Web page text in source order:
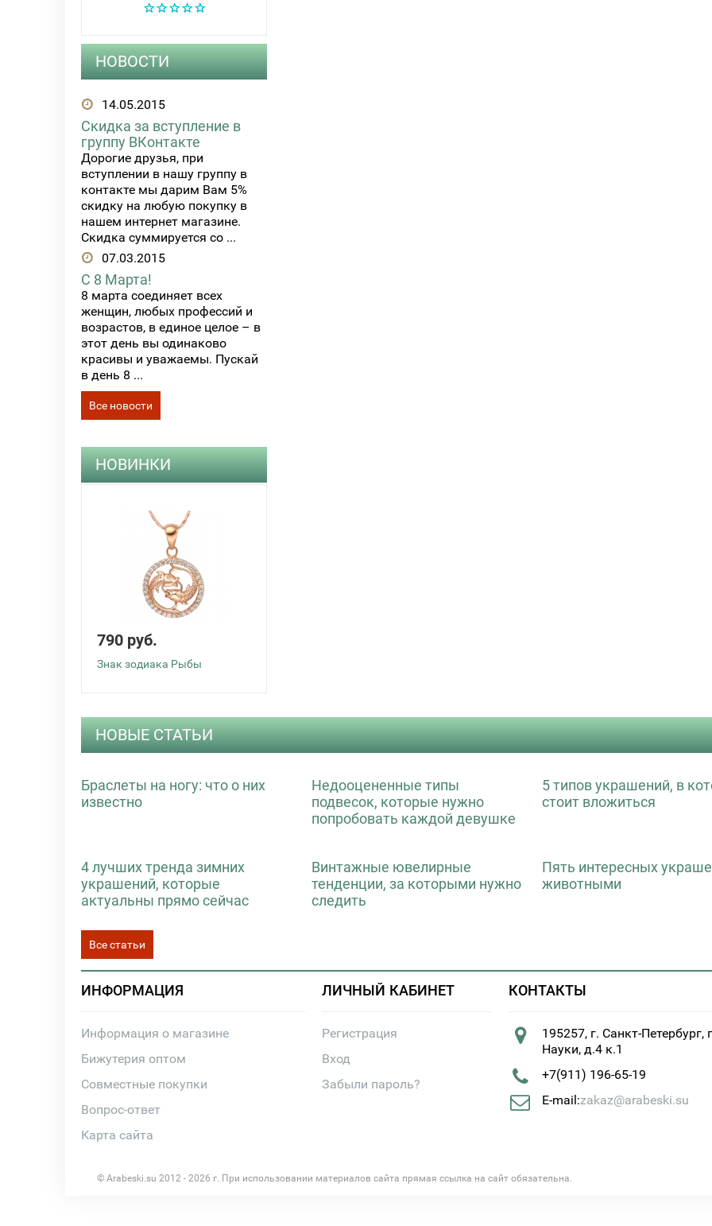
НОВОСТИ
14.05.2015
Скидка за вступление в
группу ВКонтакте
Дорогие друзья, при
вступлении в нашу группу в
контакте мы дарим Вам 5%
скидку на любую покупку в
нашем интернет магазине.
Скидка суммируется со ...
07.03.2015
С 8 Марта!
8 марта соединяет всех
женщин, любых профессий и
возрастов, в единое целое – в
этот день вы одинаково
красивы и уважаемы. Пускай
в день 8 ...
Все новости
НОВИНКИ
790 руб.
Знак зодиака Рыбы
НОВЫЕ СТАТЬИ
Браслеты на ногу: что о них
известно
Недооцененные типы
подвесок, которые нужно
попробовать каждой девушке
5 типов украшений, в
стоит вложиться
4 лучших тренда зимних
украшений, которые
актуальны прямо сейчас
Винтажные ювелирные
тенденции, за которыми нужно
следить
Пять интересных
животными
Все статьи
ИНФОРМАЦИЯ
Информация о магазине
Бижутерия оптом
Совместные покупки
Вопрос-ответ
Карта сайта
ЛИЧНЫЙ КАБИНЕТ
Регистрация
Вход
Забыли пароль?
КОНТАКТЫ
195257, г. Санкт-Петербург,
Науки, д.4 к.1
+7(911) 196-65-19
E-mail:zakaz@arabeski.su
© Arabeski.su 2012 - 2026 г. При использовании материалов сайта прямая ссылка на сайт обязательна.